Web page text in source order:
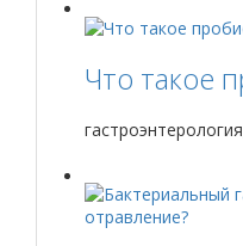
Что такое